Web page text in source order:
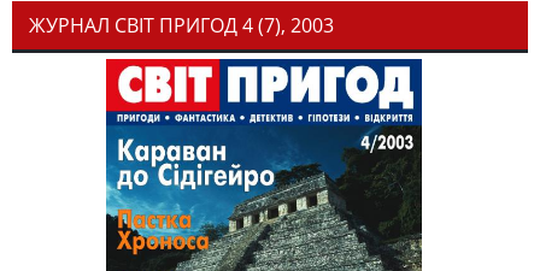
ЖУРНАЛ СВІТ ПРИГОД 4 (7), 2003